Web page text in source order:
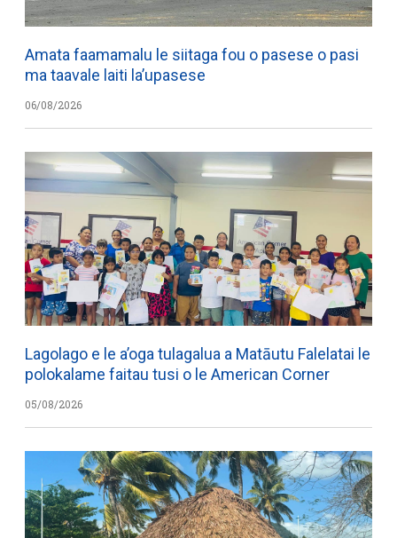
Amata faamamalu le siitaga fou o pasese o pasi
ma taavale laiti la’upasese
06/08/2026
Lagolago e le a’oga tulagalua a Matāutu Falelatai le
polokalame faitau tusi o le American Corner
05/08/2026